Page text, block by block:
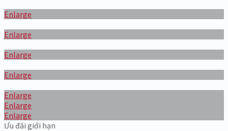
Enlarge
Enlarge
Enlarge
Enlarge
Enlarge
Enlarge
Enlarge
Ưu đãi giới hạn